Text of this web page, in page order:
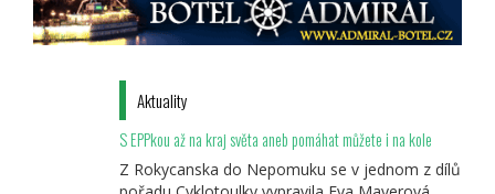
Aktuality
S EPPkou až na kraj světa aneb pomáhat můžete i na kole
Z Rokycanska do Nepomuku se v jednom z dílů